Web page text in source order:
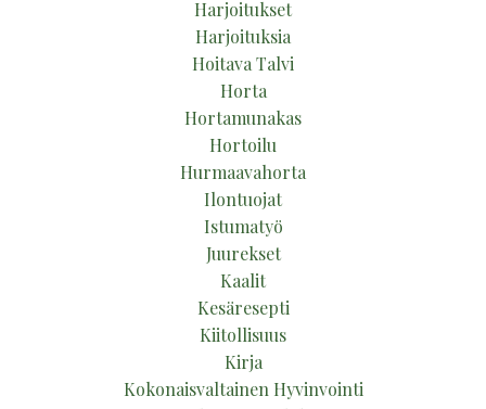
Harjoitukset
Harjoituksia
Hoitava Talvi
Horta
Hortamunakas
Hortoilu
Hurmaavahorta
Ilontuojat
Istumatyö
Juurekset
Kaalit
Kesäresepti
Kiitollisuus
Kirja
Kokonaisvaltainen Hyvinvointi